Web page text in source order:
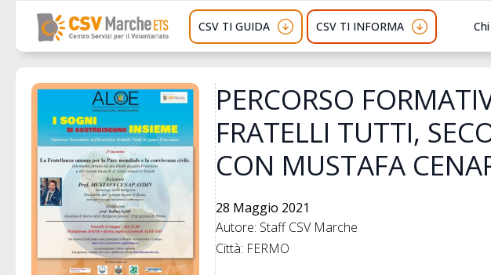
CSV TI GUIDA CSV TI INFORMA
PERCORSO
FRATELLI TUTTI,
CON MUSTAFA
28 Maggio 2021
Autore: Staff CSV Marche
Città: FERMO